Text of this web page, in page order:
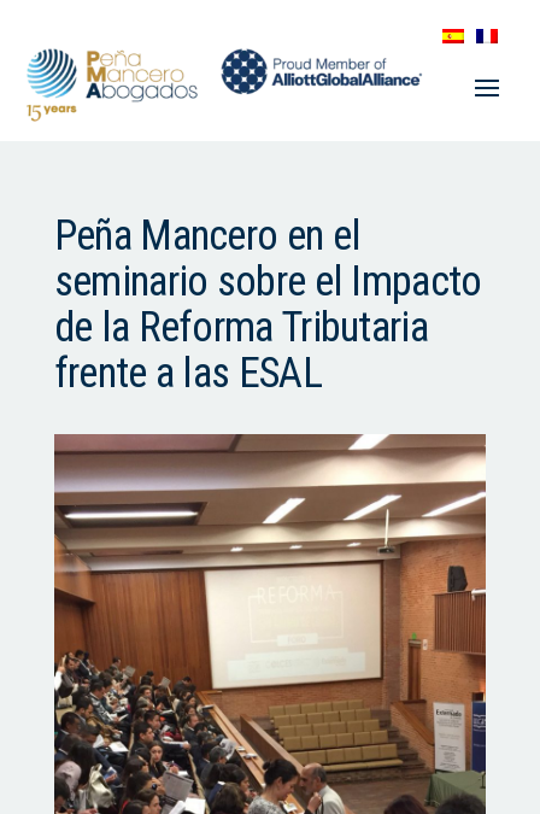
Peña Mancero en el
seminario sobre el Impacto
de la Reforma Tributaria
frente a las ESAL